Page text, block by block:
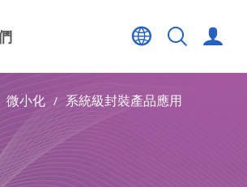
微小化 系統級封裝產品應用